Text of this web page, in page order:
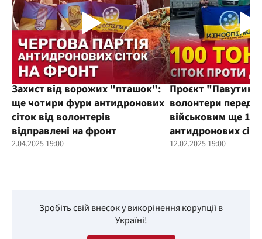
Захист від ворожих "пташок":
ще чотири фури антидронових
сіток від волонтерів
відправлені на фронт
2.04.2025 19:00
Проєкт
волонтери
військовим ще
антидронових
12.02.2025 19:00
Зробіть свій внесок у викорінення корупції в
Україні!